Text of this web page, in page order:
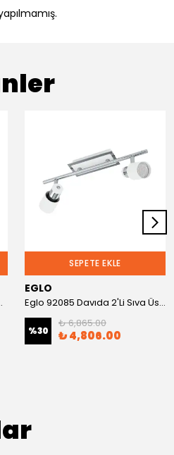
Spot
SEPETE EKLE
EGLO
Eglo 92085 Davıda 2'Li Sıva Üstü Spot
%30
₺ 6,865.00
₺ 4,806.00